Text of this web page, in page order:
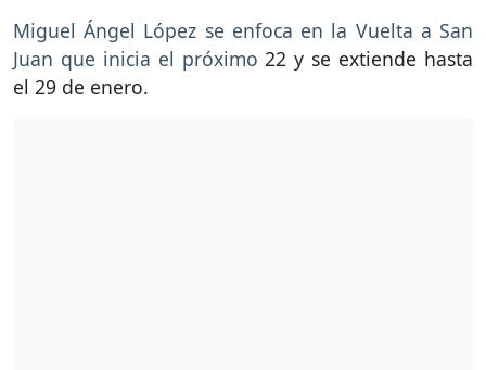
Miguel Ángel López se enfoca en la Vuelta a San
Juan que inicia el próximo22 y se extiende hasta
el 29 de enero.